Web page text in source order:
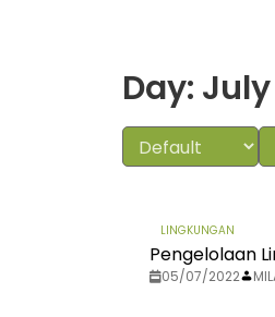
Day:
LINGKUNGAN
Pengelolaan
05/07/2022